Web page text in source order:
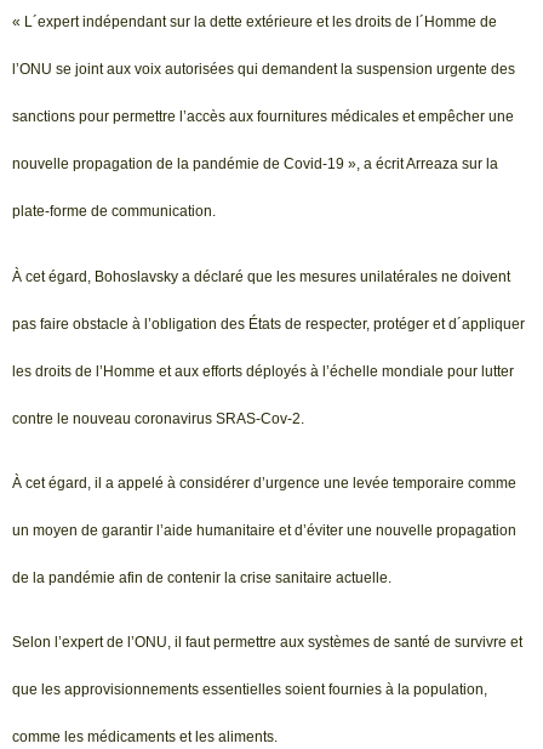
« L´expert indépendant sur la dette extérieure et les droits de l´Homme de
l’ONU se joint aux voix autorisées qui demandent la suspension urgente des
sanctions pour permettre l’accès aux fournitures médicales et empêcher une
nouvelle propagation de la pandémie de Covid-19 », a écrit Arreaza sur la
plate-forme de communication.
À cet égard, Bohoslavsky a déclaré que les mesures unilatérales ne doivent
pas faire obstacle à l’obligation des États de respecter, protéger et d´appliquer
les droits de l’Homme et aux efforts déployés à l’échelle mondiale pour lutter
contre le nouveau coronavirus SRAS-Cov-2.
À cet égard, il a appelé à considérer d’urgence une levée temporaire comme
un moyen de garantir l’aide humanitaire et d’éviter une nouvelle propagation
de la pandémie afin de contenir la crise sanitaire actuelle.
Selon l’expert de l’ONU, il faut permettre aux systèmes de santé de survivre et
que les approvisionnements essentielles soient fournies à la population,
comme les médicaments et les aliments.